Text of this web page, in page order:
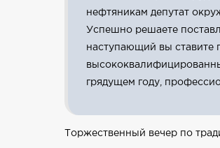
нефтяникам депутат
Успешно решаете
наступающий вы ставите
грядущем году,
Торжественный вечер по